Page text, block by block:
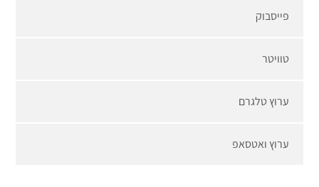
פייסבוק
טוויטר
ערוץ טלגרם
ערוץ ואטסאפ